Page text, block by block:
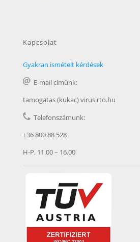
Kapcsolat
Gyakran ismételt kérdések
E-mail címünk:
tamogatas (kukac) virusirto.hu
Telefonszámunk:
+36 800 88 528
H-P, 11.00 – 16.00